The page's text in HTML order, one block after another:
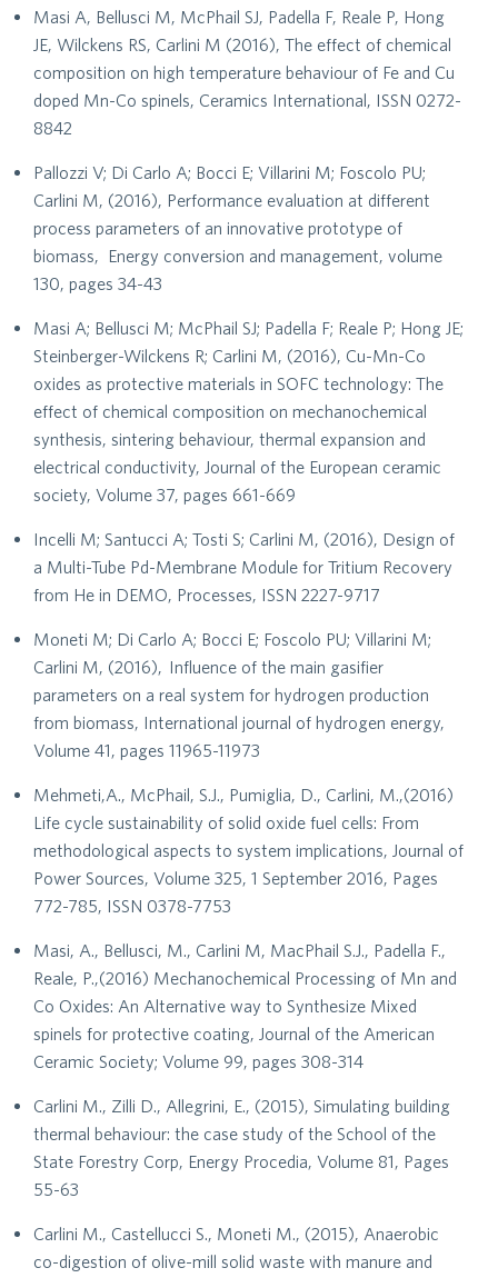
Masi A, Bellusci M, McPhail SJ, Padella F, Reale P, Hong
JE, Wilckens RS, Carlini M (2016), The effect of chemical
composition on high temperature behaviour of Fe and Cu
doped Mn-Co spinels, Ceramics International, ISSN 0272-
8842
Pallozzi V; Di Carlo A; Bocci E; Villarini M; Foscolo PU;
Carlini M, (2016), Performance evaluation at different
process parameters of an innovative prototype of
biomass, Energy conversion and management, volume
130, pages 34-43
Masi A; Bellusci M; McPhail SJ; Padella F; Reale P; Hong JE;
Steinberger-Wilckens R; Carlini M, (2016), Cu-Mn-Co
oxides as protective materials in SOFC technology: The
effect of chemical composition on mechanochemical
synthesis, sintering behaviour, thermal expansion and
electrical conductivity, Journal of the European ceramic
society, Volume 37, pages 661-669
Incelli M; Santucci A; Tosti S; Carlini M, (2016), Design of
a Multi-Tube Pd-Membrane Module for Tritium Recovery
from He in DEMO, Processes, ISSN 2227-9717
Moneti M; Di Carlo A; Bocci E; Foscolo PU; Villarini M;
Carlini M, (2016), Influence of the main gasifier
parameters on a real system for hydrogen production
from biomass, International journal of hydrogen energy,
Volume 41, pages 11965-11973
Mehmeti,A., McPhail, S.J., Pumiglia, D., Carlini, M.,(2016)
Life cycle sustainability of solid oxide fuel cells: From
methodological aspects to system implications, Journal of
Power Sources, Volume 325, 1 September 2016, Pages
772-785, ISSN 0378-7753
Masi, A., Bellusci, M., Carlini M, MacPhail S.J., Padella F.,
Reale, P.,(2016) Mechanochemical Processing of Mn and
Co Oxides: An Alternative way to Synthesize Mixed
spinels for protective coating, Journal of the American
Ceramic Society; Volume 99, pages 308-314
Carlini M., Zilli D., Allegrini, E., (2015), Simulating building
thermal behaviour: the case study of the School of the
State Forestry Corp, Energy Procedia, Volume 81, Pages
55-63
Carlini M., Castellucci S., Moneti M., (2015), Anaerobic
co-digestion of olive-mill solid waste with manure and